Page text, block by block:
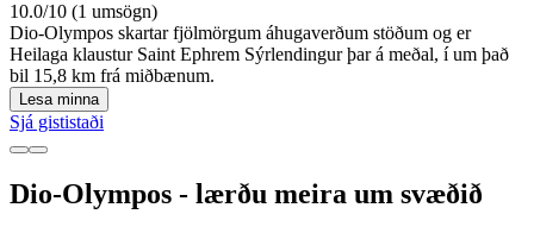
10.0/10 (1 umsögn)
Dio-Olympos skartar fjölmörgum áhugaverðum stöðum og er
Heilaga klaustur Saint Ephrem Sýrlendingur þar á meðal, í um það
bil 15,8 km frá miðbænum.
Lesa minna
Sjá gististaði
Dio-Olympos - lærðu meira um svæðið